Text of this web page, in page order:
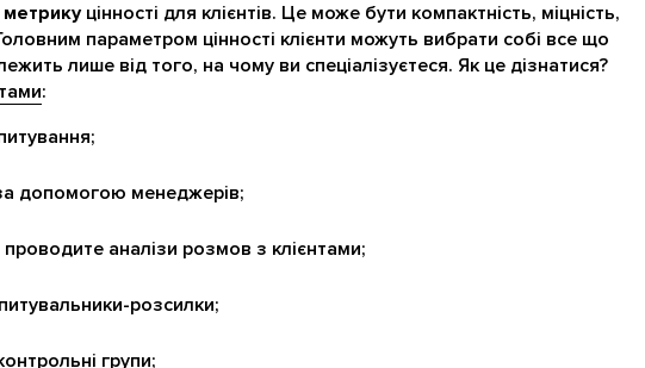
метрикуцінності для клієнтів. Це може бути компактність, міцність,
параметром цінності клієнти можуть вибрати собі все що
лише від того, на чому ви спеціалізуєтеся. Як це дізнатися?
:
допомогою менеджерів;
проводите аналізи розмов з клієнтами;
розсилки;
групи;